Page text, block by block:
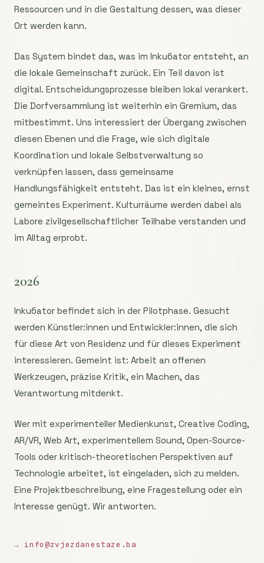
Ressourcen und in die Gestaltung dessen, was dieser
Ort werden kann.
Das System bindet das, was im Inkuбator entsteht, an
die lokale Gemeinschaft zurück. Ein Teil davon ist
digital. Entscheidungsprozesse bleiben lokal verankert.
Die Dorfversammlung ist weiterhin ein Gremium, das
mitbestimmt. Uns interessiert der Übergang zwischen
diesen Ebenen und die Frage, wie sich digitale
Koordination und lokale Selbstverwaltung so
verknüpfen lassen, dass gemeinsame
Handlungsfähigkeit entsteht. Das ist ein kleines, ernst
gemeintes Experiment. Kulturräume werden dabei als
Labore zivilgesellschaftlicher Teilhabe verstanden und
im Alltag erprobt.
2026
Inkuбator befindet sich in der Pilotphase. Gesucht
werden Künstler:innen und Entwickler:innen, die sich
für diese Art von Residenz und für dieses Experiment
interessieren. Gemeint ist: Arbeit an offenen
Werkzeugen, präzise Kritik, ein Machen, das
Verantwortung mitdenkt.
Wer mit experimenteller Medienkunst, Creative Coding,
AR/VR, Web Art, experimentellem Sound, Open-Source-
Tools oder kritisch-theoretischen Perspektiven auf
Technologie arbeitet, ist eingeladen, sich zu melden.
Eine Projektbeschreibung, eine Fragestellung oder ein
Interesse genügt. Wir antworten.
→ info@zvjezdanestaze.ba